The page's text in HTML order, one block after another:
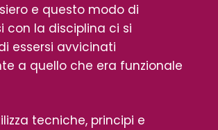
e questo modo di
con la disciplina ci si
essersi avvicinati
a quello che era funzionale
tecniche, principi e